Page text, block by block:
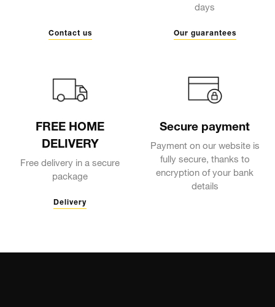
Contact us
days
Our guarantees
FREE HOME
DELIVERY
Free delivery in a secure
package
Delivery
Secure payment
Payment on our website is
fully secure, thanks to
encryption of your bank
details